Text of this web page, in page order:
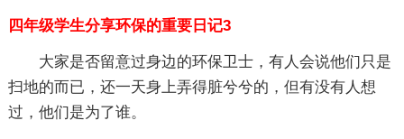
四年级学生分享环保的重要日记3
大家是否留意过身边的环保卫士，有人会说他们只是
扫地的而已，还一天身上弄得脏兮兮的，但有没有人想
过，他们是为了谁。